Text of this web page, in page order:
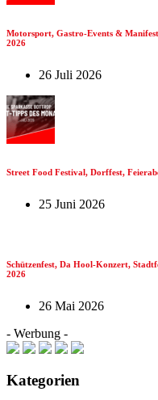
Motorsport, Gastro-Events &
2026
26 Juli 2026
Street Food Festival, Dorffest,
25 Juni 2026
Schützenfest, Da Hool-Konzert,
2026
26 Mai 2026
- Werbung -
Kategorien